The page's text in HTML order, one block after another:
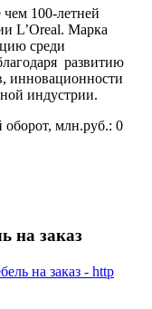
чем 100-летней
L’Oreal. Марка
среди
развитию
инновационности
индустрии.
млн.руб.: 0
на заказ